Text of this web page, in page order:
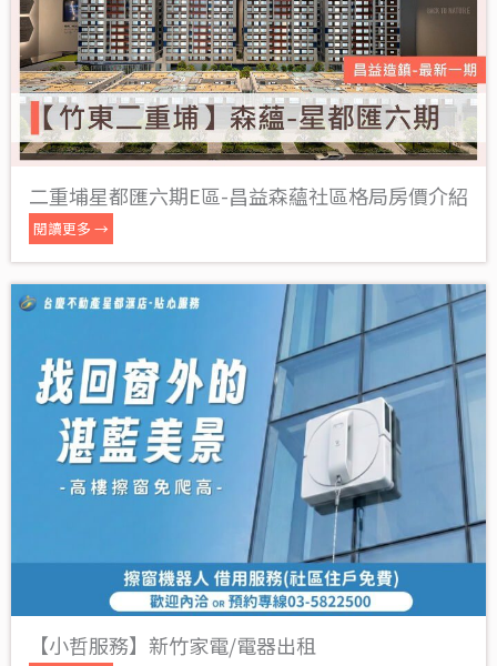
二重埔星都匯六期E區-昌益森蘊社區格局房價介紹
閱讀更多 →
【小哲服務】新竹家電/電器出租